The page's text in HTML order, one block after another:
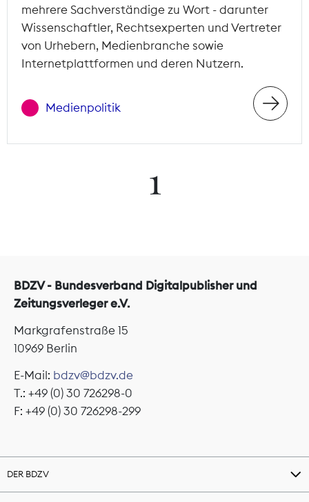
mehrere Sachverständige zu Wort - darunter
Wissenschaftler, Rechtsexperten und Vertreter
von Urhebern, Medienbranche sowie
Internetplattformen und deren Nutzern.
Medienpolitik
1
BDZV - Bundesverband Digitalpublisher und
Zeitungsverleger e.V.
Markgrafenstraße 15
10969 Berlin
E-Mail: bdzv@bdzv.de
T.: +49 (0) 30 726298-0
F: +49 (0) 30 726298-299
DER BDZV